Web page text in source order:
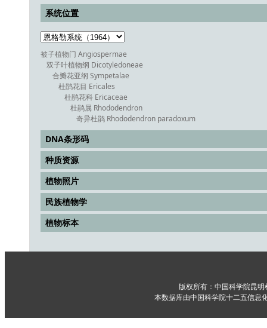
系统位置
被子植物门 Angiospermae
双子叶植物纲 Dicotyledoneae
合瓣花亚纲 Sympetalae
杜鹃花目 Ericales
杜鹃花科 Ericaceae
杜鹃属 Rhododendron
奇异杜鹃 Rhododendron paradoxum
DNA条形码
种质资源
植物照片
民族植物学
植物标本
版权所有：中国科学院昆
本数据库由中国科学院十二五信息